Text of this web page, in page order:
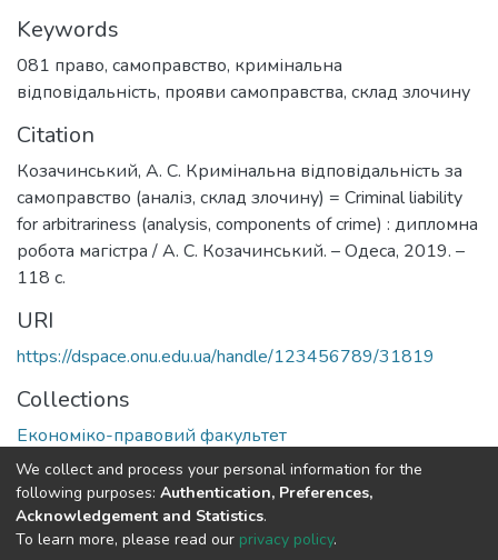
Keywords
081 право, самоправство, кримінальна
відповідальність, прояви самоправства, склад злочину
Citation
Козачинський, А. С. Кримінальна відповідальність за
самоправство (аналіз, склад злочину) = Criminal liability
for arbitrariness (analysis, components of crime) : дипломна
робота магістра / А. С. Козачинський. – Одеса, 2019. –
118 с.
URI
https://dspace.onu.edu.ua/handle/123456789/31819
Collections
Економіко-правовий факультет
Full item page
DSpace software copyright © 2009-2026
We collect and process your personal information for the
following purposes: Authentication, Preferences,
Acknowledgement and Statistics.
To learn more, please read our privacy policy.